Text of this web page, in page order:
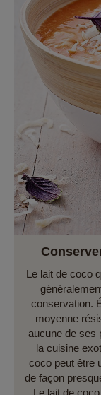
Le lait de coco
conservation.
moyenne
aucune de ses
la cuisine
coco peut être
de façon
Le lait de